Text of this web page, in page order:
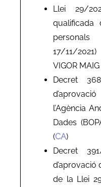
Llei 29/
qualificada
17/11/
VIGOR
Decret
l’Agència
Dades
(CA)
Decret
d’aprovació
de la Llei